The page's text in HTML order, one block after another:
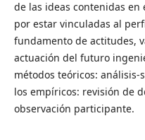
de las ideas contenidas
por estar vinculadas al
fundamento de actitudes,
actuación del futuro
métodos teóricos:
los empíricos: revisión de
observación participante.